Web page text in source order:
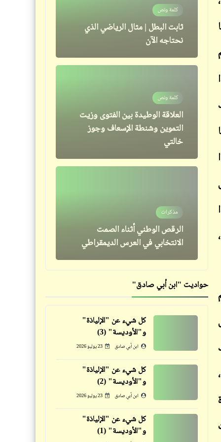
مذكرات
أسباب غيرة المواطنين من الكلب
المصري | عقدة الكلاب
قاموسنا
معنى كلمتيْ "طس" و"طاس" |
نصيحة صريحة مريحة لكل زوج
نكدي
شعر
المال والبنون | سيد حجاب
من فنون الشارع [7]
لحظات لطيفة لكن محرجة أثناء
كلمة ونص
ثابت البطل | مثال الرياضي الذي
نحتاجه الآن
كلمة ونص
العلاقة الوطيدة بين الفتوى وزيت
التموين وشنطة الإسعاف وجوز
خالتي
مذكرات
الرقص الوطني أثناء الصمت
الانتخابي في العرس الديمقراطي
الحذر يقوّي النظر
فيدراديو
عندما يكون القرد هو صاحب
حواديت "ابن أبي صادق"
كل شيء عن "الإلياذة"
و"الأوديسة" (3)
ابن أبي صادق 23 يوليو 2026
كل شيء عن "الإلياذة"
و"الأوديسة" (2)
ابن أبي صادق 23 يوليو 2026
كل شيء عن "الإلياذة"
و"الأوديسة" (1)